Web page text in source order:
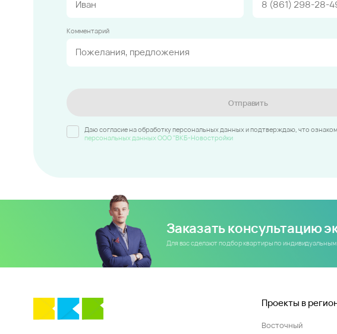
Комментарий
Отправить
Даю согласие на обработку персональных данных и подтверждаю, что
персональных данных ООО "ВКБ-Новостройки
Заказать консультацию
Для вас сделают подбор квартиры по
Проекты в
Восточный